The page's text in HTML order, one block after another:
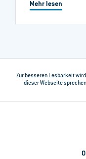
Mehr lesen
Zur besseren Lesbarkeit
dieser Webseite